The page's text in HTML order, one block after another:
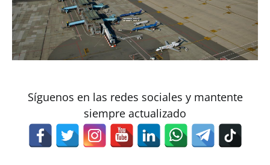
Síguenos en las redes sociales y mantente
siempre actualizado